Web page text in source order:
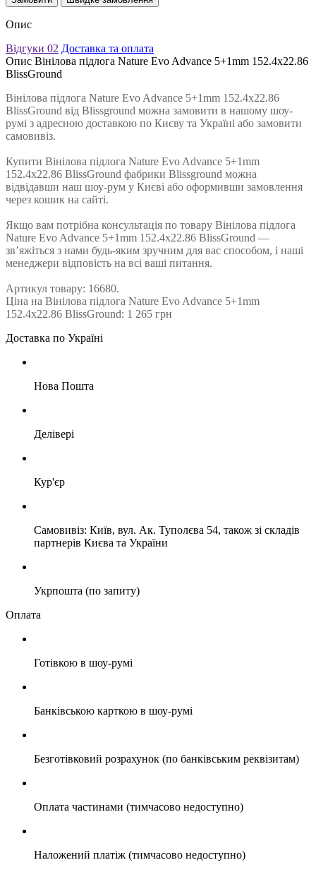
Опис
Відгуки 02 Доставка та оплата
Опис Вінілова підлога Nature Evo Advance 5+1mm 152.4х22.86
BlissGround
Вінілова підлога Nature Evo Advance 5+1mm 152.4х22.86
BlissGround від Blissground можна замовити в нашому шоу-
румі з адресною доставкою по Києву та Україні або замовити
самовивіз.
Купити Вінілова підлога Nature Evo Advance 5+1mm
152.4х22.86 BlissGround фабрики Blissground можна
відвідавши наш шоу-рум у Києві або оформивши замовлення
через кошик на сайті.
Якщо вам потрібна консультація по товару Вінілова підлога
Nature Evo Advance 5+1mm 152.4х22.86 BlissGround —
зв’яжіться з нами будь-яким зручним для вас способом, і наші
менеджери відповість на всі ваші питання.
Артикул товару: 16680.
Ціна на Вінілова підлога Nature Evo Advance 5+1mm
152.4х22.86 BlissGround: 1 265 грн
Доставка по Україні
Нова Пошта
Делівері
Кур'єр
Самовивіз: Київ, вул. Ак. Туполєва 54, також зі складів
партнерів Києва та України
Укрпошта (по запиту)
Оплата
Готівкою в шоу-румі
Банківською карткою в шоу-румі
Безготівковий розрахунок (по банківським реквізитам)
Оплата частинами (тимчасово недоступно)
Наложений платіж (тимчасово недоступно)